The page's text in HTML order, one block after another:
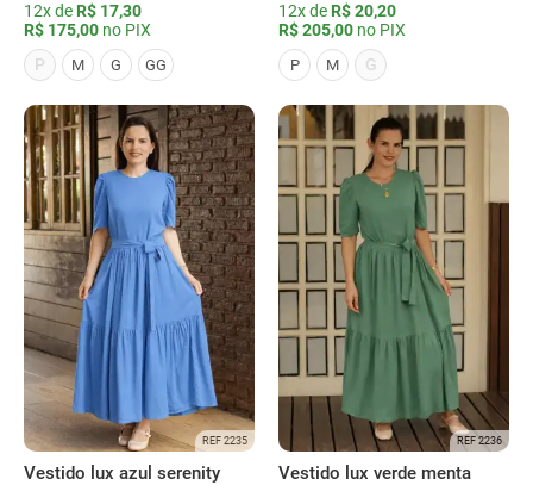
12x de R$ 17,30
R$ 175,00 no PIX
P
M G GG
12x de R$ 20,20
R$ 205,00 no PIX
P M G
REF 2235
Vestido lux azul serenity
REF 2236
Vestido lux verde menta